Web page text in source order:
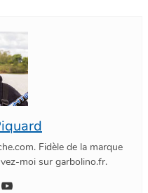
Fidèle de la marque
moi sur garbolino.fr.